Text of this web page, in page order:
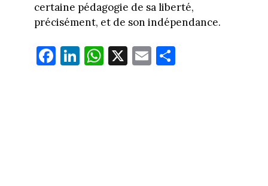
certaine pédagogie de sa liberté,
précisément, et de son indépendance.
Fa
ce
Li
nk
W
ha
X E
m
Pa
rt